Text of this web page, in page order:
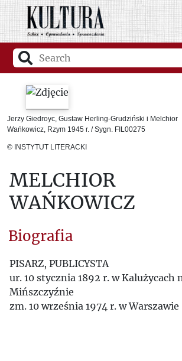
Jerzy Giedroyc, Gustaw Herling-Grudziński i Melchior
Wańkowicz, Rzym 1945 r. / Sygn. FIL00275
© INSTYTUT LITERACKI
MELCHIOR
WAŃKOWICZ
Biografia
PISARZ, PUBLICYSTA
ur. 10 stycznia 1892 r. w Kalużycach
Mińszczyźnie
zm. 10 września 1974 r. w Warszawie